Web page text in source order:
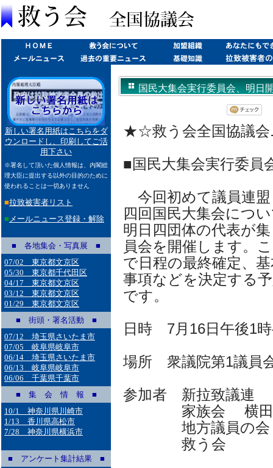
新しい署名用紙はこちらをダ
ウンロードし、印刷してご活
用下さい
※署名して頂いた個人情報は、内閣総
理大臣に提出する以外の目的のために
使われることは一切ありません
■拉致被害者リスト
■ メールニュース登録・解除
■ 各地集会・写真展 ■
07/02 東京都文京区
05/30 東京都千代田区
04/17 東京都文京区
03/12 東京都文京区
01/29 東京都文京区
■ 街頭・署名活動 ■
07/12 埼玉県さいたま市
07/05 岐阜県岐阜市
06/14 埼玉県さいたま市
06/13 岐阜県岐阜市
06/06 千葉県千葉市
■ 集 会 情 報 ■
10/1 神奈川県川崎市
1/13 香川県高松市
7/28 神奈川県横浜市
■ アンケート集計結果 ■
国民大集会実行委員会、明日
★☆救う会全国協議
■国民大集会実行委員
今回初めて議員連
四回国民大集会につ
明日四団体の代表が
員会を開催します。
で日程の最終確定、
事項などを決定する
です。
日時 7月16日午後1
場所 衆議院第1議員
参加者 新拉致議連
家族会 横田滋
地方議員の会
救う会 佐藤